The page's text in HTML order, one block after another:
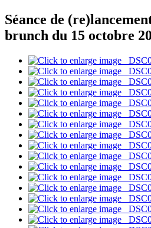
Séance de
brunch du 15 octobre